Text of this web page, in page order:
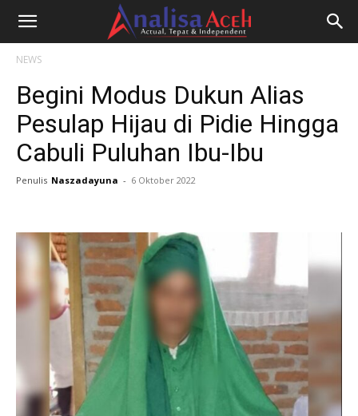
NEWS
Begini Modus Dukun Alias
Pesulap Hijau di Pidie Hingga
Cabuli Puluhan Ibu-Ibu
Penulis Naszadayuna - 6 Oktober 2022